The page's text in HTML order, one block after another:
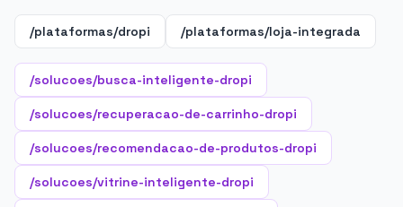
/plataformas/dropi /plataformas/loja-integrada
/solucoes/busca-inteligente-dropi
/solucoes/recuperacao-de-carrinho-dropi
/solucoes/recomendacao-de-produtos-dropi
/solucoes/vitrine-inteligente-dropi